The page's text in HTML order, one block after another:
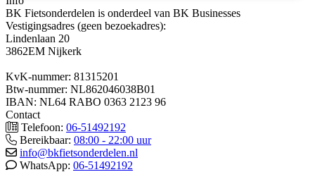
BK Fietsonderdelen is onderdeel van BK Businesses
Vestigingsadres (geen bezoekadres):
Lindenlaan 20
3862EM Nijkerk
KvK-nummer: 81315201
Btw-nummer: NL862046038B01
IBAN: NL64 RABO 0363 2123 96
Contact
Telefoon: 06-51492192
Bereikbaar: 08:00 - 22:00 uur
info@bkfietsonderdelen.nl
WhatsApp: 06-51492192